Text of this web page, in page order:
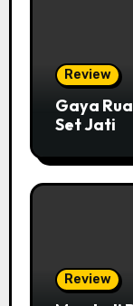
Review
Gaya
Set Jati
Review